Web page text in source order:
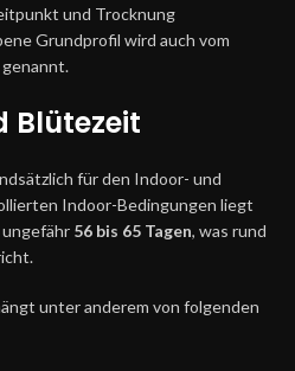
und Trocknung
Grundprofil wird auch vom
Blütezeit
für den Indoor- und
Indoor-Bedingungen liegt
56 bis 65 Tagen, was rund
unter anderem von folgenden